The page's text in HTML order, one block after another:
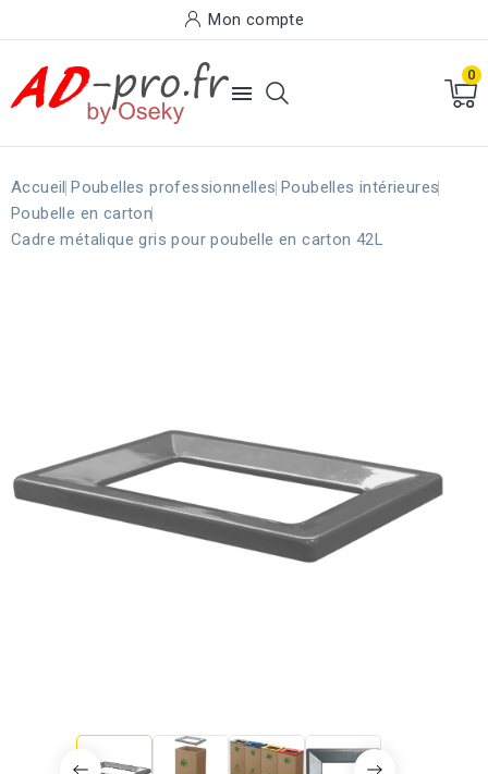
Mon compte

0
Accueil Poubelles professionnelles Poubelles intérieures
Poubelle en carton
Cadre métalique gris pour poubelle en carton 42L